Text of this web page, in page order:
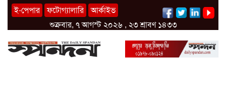
ই-পেপার ফটোগ্যালারি
আর্কাইভ
শুক্রবার, ৭ আগস্ট ২০২৬ , ২৩ শ্রাবণ ১৪৩৩